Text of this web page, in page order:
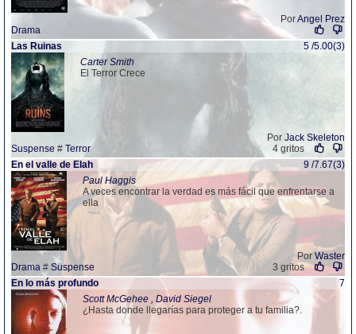
PorAngel Prez
Drama
Las Ruinas
5 /5.00(3)
Carter Smith
El Terror Crece
Por Jack Skeleton
Suspense # Terror
4 gritos
En el valle de Elah
9 /7.67(3)
Paul Haggis
A veces encontrar la verdad es más fácil que enfrentarse a
ella
Por Waster
Drama # Suspense
3 gritos
En lo más profundo
7
Scott McGehee , David Siegel
¿Hasta donde llegarías para proteger a tu familia?.